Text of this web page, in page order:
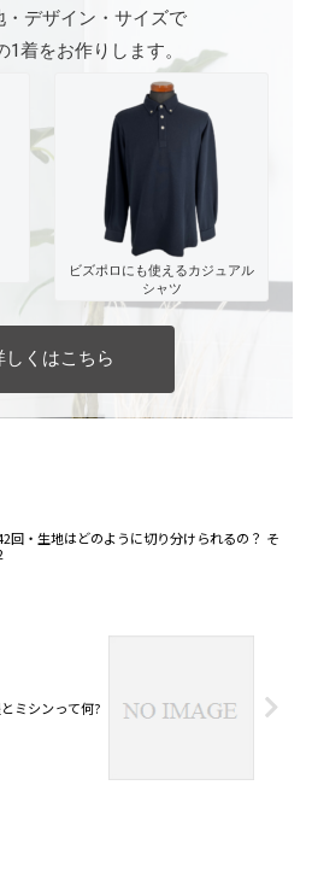
・デザイン・サイズで
1着をお作りします。
ビズポロにも使えるカジュアル
シャツ
しくはこちら
回・生地はどのように切り分けられるの？ そ
ミシンって何?